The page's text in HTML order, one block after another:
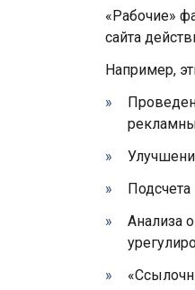
«Рабочие»
сайта
Например,
Анализа